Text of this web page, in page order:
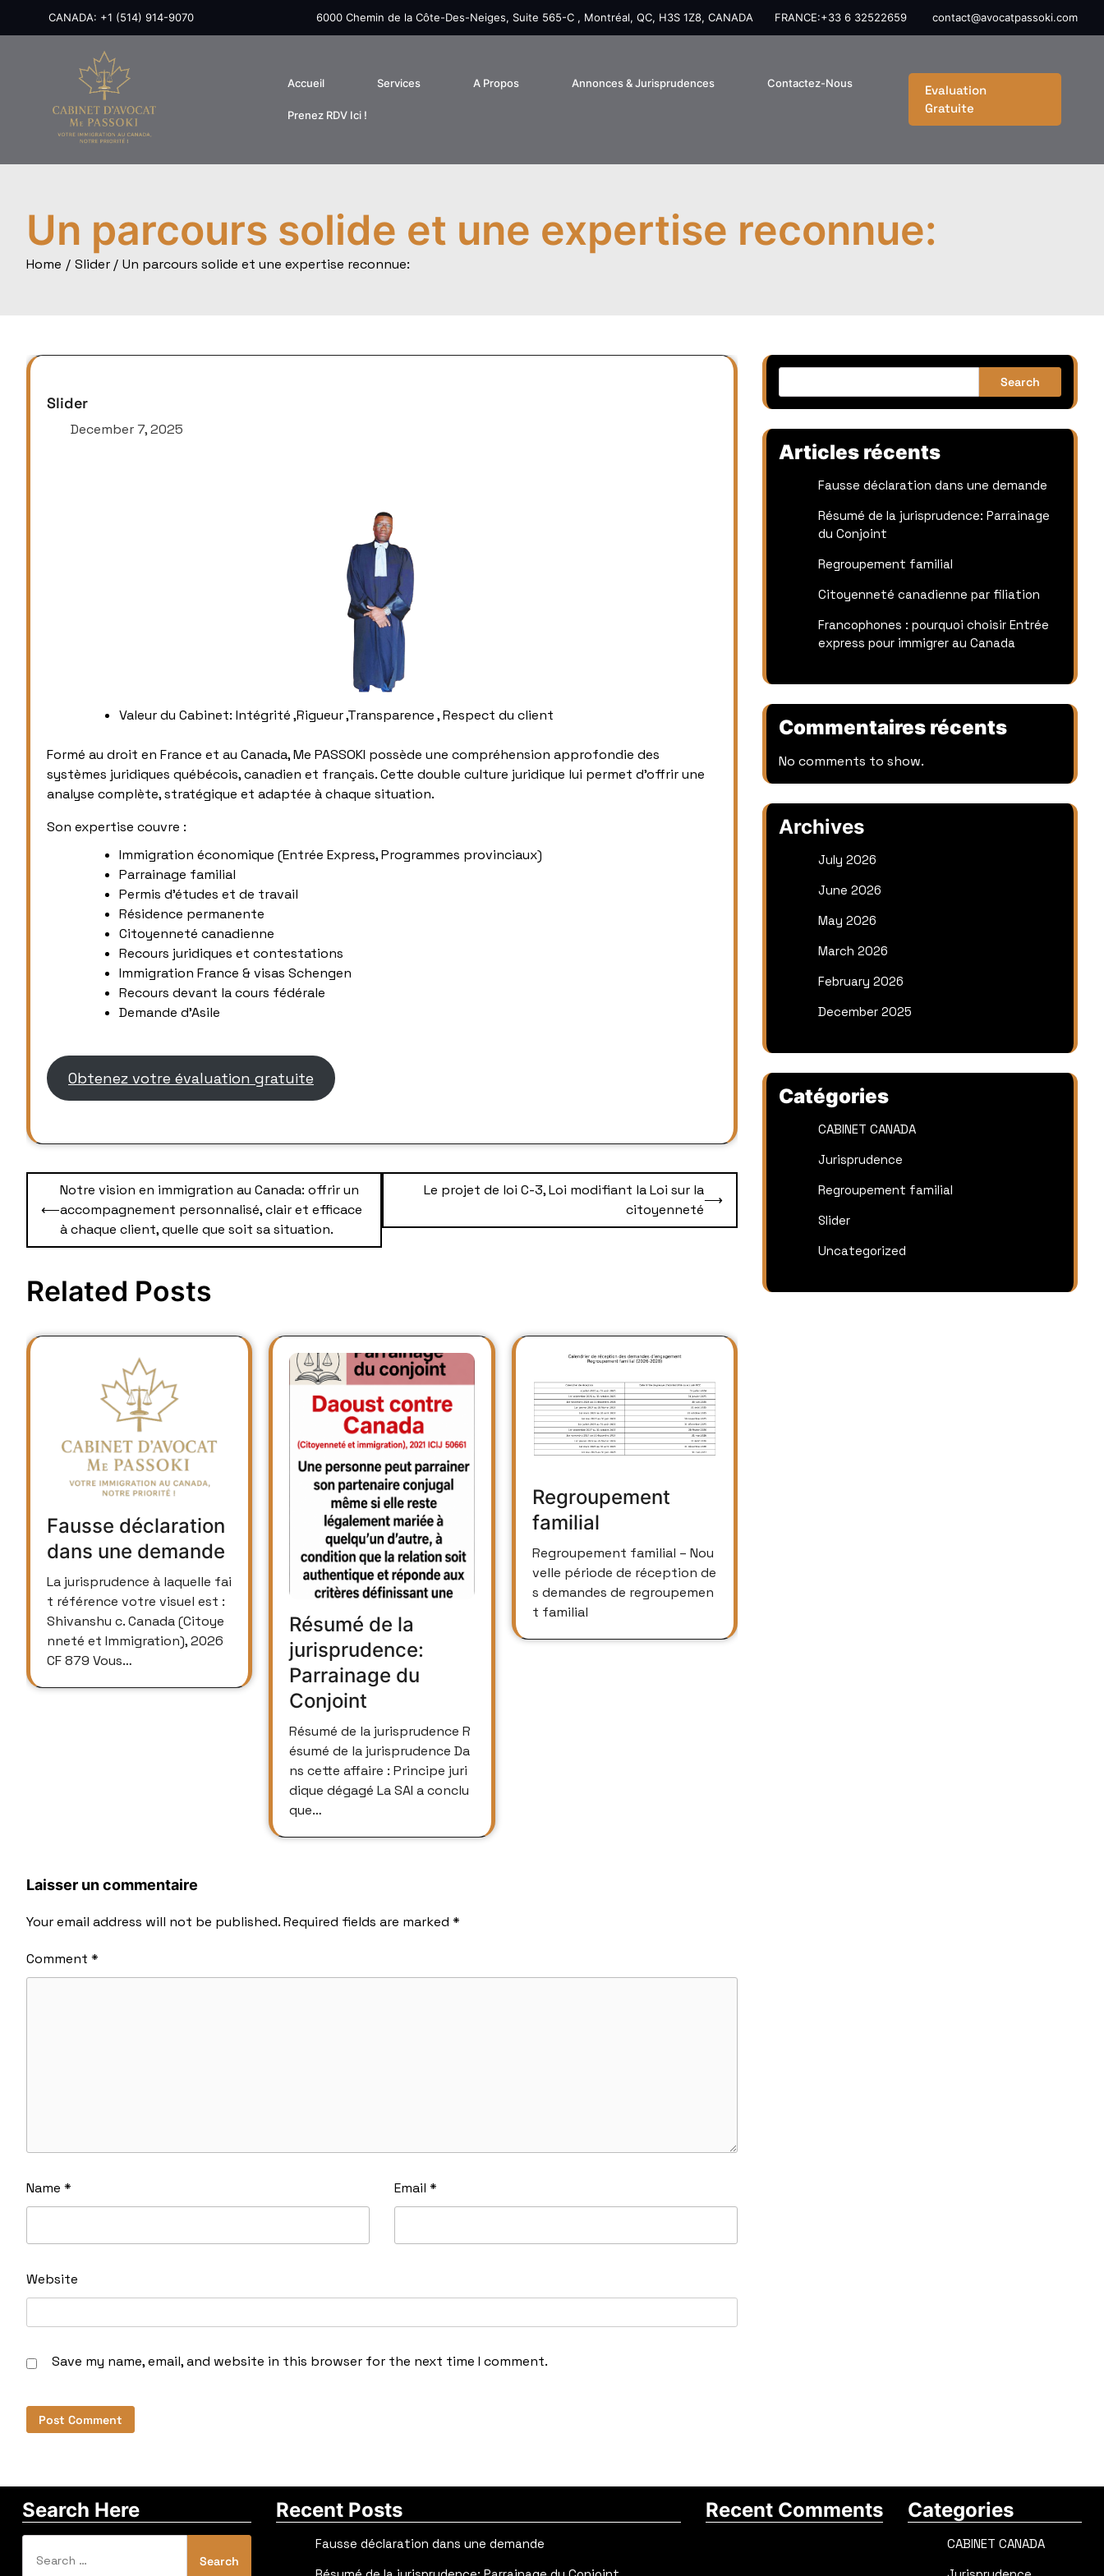
CANADA: +1 (514) 914-9070 6000 Chemin de la Côte-Des-Neiges, Suite 565-C , Montréal, QC, H3S 1Z8, CANADA FRANCE:+33 6 32522659 contact@avocatpassoki.com
Accueil Services A Propos Annonces & Jurisprudences Contactez-Nous
Prenez RDV Ici !
Evaluation
Gratuite
Un parcours solide et une expertise reconnue:
Home Slider Un parcours solide et une expertise reconnue:
Slider
December 7, 2025
Valeur du Cabinet: Intégrité ,Rigueur ,Transparence , Respect du client
Formé au droit en France et au Canada, Me PASSOKI possède une compréhension approfondie des
systèmes juridiques québécois, canadien et français. Cette double culture juridique lui permet d’offrir une
analyse complète, stratégique et adaptée à chaque situation.
Son expertise couvre :
Immigration économique (Entrée Express, Programmes provinciaux)
Parrainage familial
Permis d’études et de travail
Résidence permanente
Citoyenneté canadienne
Recours juridiques et contestations
Immigration France & visas Schengen
Recours devant la cours fédérale
Demande d’Asile
Obtenez votre évaluation gratuite
Post
navigation
⟵
Notre vision en immigration au Canada: offrir un
accompagnement personnalisé, clair et efficace
à chaque client, quelle que soit sa situation.
Le projet de loi C-3, Loi modifiant la Loi sur la
citoyenneté
⟶
Related Posts
Fausse déclaration
dans une demande
La jurisprudence à laquelle fai
t référence votre visuel est :
Shivanshu c. Canada (Citoye
nneté et Immigration), 2026
CF 879 Vous…
Résumé de la
jurisprudence:
Parrainage du
Conjoint
Résumé de la jurisprudence R
ésumé de la jurisprudence Da
ns cette affaire : Principe juri
dique dégagé La SAI a conclu
que…
Regroupement
familial
Regroupement familial – Nou
velle période de réception de
s demandes de regroupemen
t familial
Laisser un commentaire
Your email address will not be published.Required fields are marked *
Comment *
Name * Email *
Website
Save my name, email, and website in this browser for the next time I comment.
Search
Articles récents
Fausse déclaration dans une demande
Résumé de la jurisprudence: Parrainage
du Conjoint
Regroupement familial
Citoyenneté canadienne par filiation
Francophones : pourquoi choisir Entrée
express pour immigrer au Canada
Commentaires récents
No comments to show.
Archives
July 2026
June 2026
May 2026
March 2026
February 2026
December 2025
Catégories
CABINET CANADA
Jurisprudence
Regroupement familial
Slider
Uncategorized
Search Here
for:
Recent Posts
Fausse déclaration dans une demande
Recent Comments Categories
CABINET CANADA